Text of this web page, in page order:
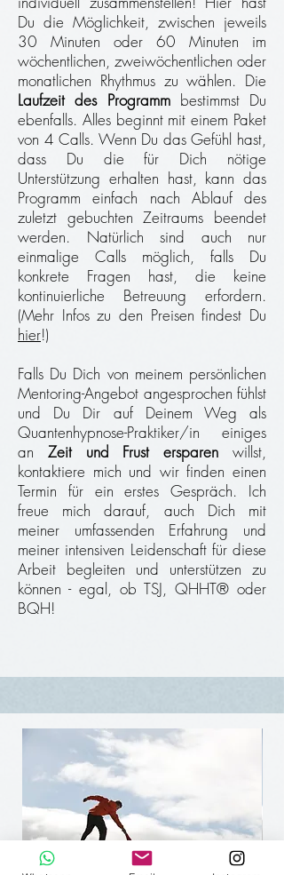
Du die Möglichkeit, zwischen jeweils
30 Minuten oder 60 Minuten im
wöchentlichen, zweiwöchentlichen oder
monatlichen Rhythmus zu wählen. Die
Laufzeit des Programmbestimmst Du
ebenfalls. Alles beginnt mit einem Paket
von 4 Calls. Wenn Du das Gefühl hast,
dass Du die für Dich nötige
Unterstützung erhalten hast, kann das
Programm einfach nach Ablauf des
zuletzt gebuchten Zeitraums beendet
werden. Natürlich sind auch nur
einmalige Calls möglich, falls Du
konkrete Fragen hast, die keine
kontinuierliche Betreuung erfordern.
(Mehr Infos zu den Preisen findest Du
hier!)
Falls Du Dich von meinem persönlichen
Mentoring-Angebot angesprochen fühlst
und Du Dir auf Deinem Weg als
Quantenhypnose-Praktiker/in einiges
an Zeit und Frust ersparen willst,
kontaktiere mich und wir finden einen
Termin für ein erstes Gespräch. Ich
freue mich darauf, auch Dich mit
meiner umfassenden Erfahrung und
meiner intensiven Leidenschaft für diese
Arbeit begleiten und unterstützen zu
können - egal, ob TSJ, QHHT® oder
BQH!